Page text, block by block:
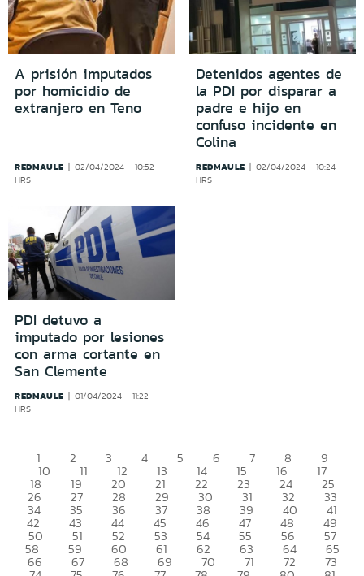
A prisión imputados
por homicidio de
extranjero en Teno
REDMAULE
02/04/2024 - 10:52
HRS
Detenidos agentes de
la PDI por disparar a
padre e hijo en
confuso incidente en
Colina
REDMAULE
02/04/2024 - 10:24
HRS
PDI detuvo a
imputado por lesiones
con arma cortante en
San Clemente
REDMAULE
01/04/2024 - 11:22
HRS
1 2 3 4 5 6 7 8 9
10 11 12 13 14 15 16 17
18 19 20 21 22 23 24 25
26 27 28 29 30 31 32 33
34 35 36 37 38 39 40 41
42 43 44 45 46 47 48 49
50 51 52 53 54 55 56 57
58 59 60 61 62 63 64 65
66 67 68 69 70 71 72 73